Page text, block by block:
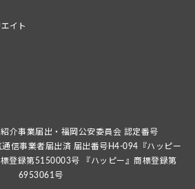
イト
介事業届出・福岡公安委員会 認定番号
信事業者届出済 届出番号H4-094『ハッピー
登録第5150003号 『ハッピー』商標登録第
6953061号